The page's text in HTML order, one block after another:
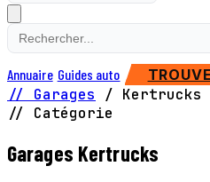
Annuaire Guides auto
// Garages / Kertrucks
// Catégorie
Garages Kertrucks